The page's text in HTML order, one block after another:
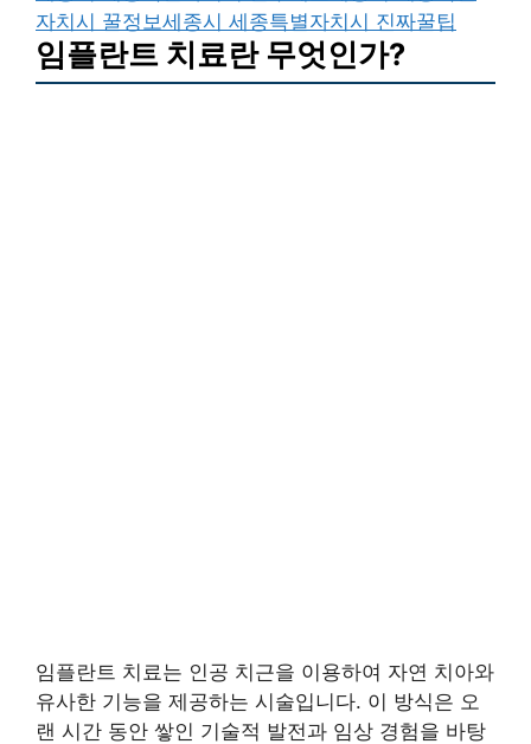
자치시 꿀정보세종시 세종특별자치시 진짜꿀팁
임플란트 치료란 무엇인가?
임플란트 치료는 인공 치근을 이용하여 자연 치아와
유사한 기능을 제공하는 시술입니다. 이 방식은 오
랜 시간 동안 쌓인 기술적 발전과 임상 경험을 바탕